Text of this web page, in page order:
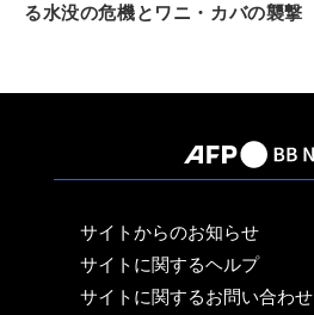
る水没の危機とワニ・カバの襲撃
サイトからのお知らせ
サイトに関するヘルプ
サイトに関するお問い合わせ